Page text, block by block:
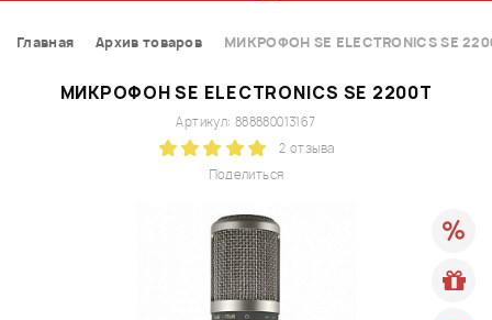
Главная Архив товаров МИКРОФОН SE ELECTRONICS SE
МИКРОФОН SE ELECTRONICS SE 2200T
Поделиться
Артикул: 888880013167
2 отзыва